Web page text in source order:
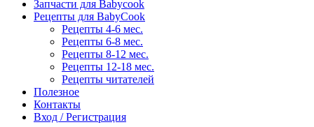
Запчасти для Babycook
Рецепты для BabyCook
Рецепты 4-6 мес.
Рецепты 6-8 мес.
Рецепты 8-12 мес.
Рецепты 12-18 мес.
Рецепты читателей
Полезное
Контакты
Вход / Регистрация